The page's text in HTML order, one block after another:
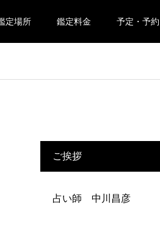
定場所 鑑定料金 予定・予約
ご挨拶
占い師 中川昌彦